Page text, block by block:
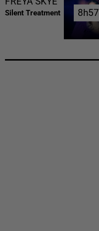
Silent Treatment 8h57
8h57